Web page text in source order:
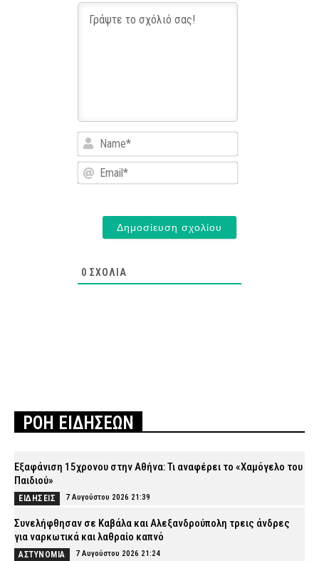
Name*
Email*
0 ΣΧΌΛΙΑ
ΡΟΗ ΕΙΔΗΣΕΩΝ
Εξαφάνιση 15χρονου στην Αθήνα: Τι αναφέρει το «Χαμόγελο του
Παιδιού»
ΕΙΔΗΣΕΙΣ 7 Αυγούστου 2026 21:39
Συνελήφθησαν σε Καβάλα και Αλεξανδρούπολη τρεις άνδρες
για ναρκωτικά και λαθραίο καπνό
ΑΣΤΥΝΟΜΙΑ 7 Αυγούστου 2026 21:24